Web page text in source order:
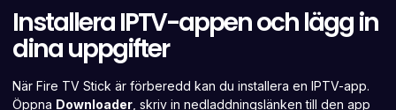
Installera IPTV-appen och lägg in
dina uppgifter
När Fire TV Stick är förberedd kan du installera en IPTV-app.
Öppna Downloader , skriv in nedladdningslänken till den app